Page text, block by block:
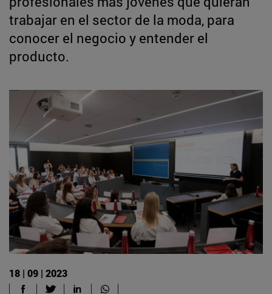
trabajar en el sector de la moda, para
conocer el negocio y entender el
producto.
18 | 09 | 2023